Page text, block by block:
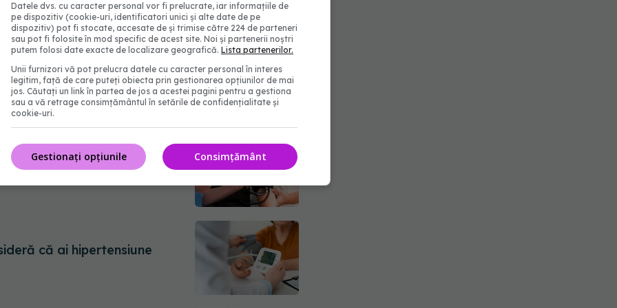
ridicată la femei
că ai hipertensiune
Datele dvs. cu caracter personal vor fi prelucrate, iar informațiile de
pe dispozitiv (cookie-uri, identificatori unici și alte date de pe
dispozitiv) pot fi stocate, accesate de și trimise către 224 de parteneri
sau pot fi folosite în mod specific de acest site. Noi și partenerii noștri
putem folosi date exacte de localizare geografică. Lista partenerilor.
Unii furnizori vă pot prelucra datele cu caracter personal în interes
legitim, față de care puteți obiecta prin gestionarea opțiunilor de mai
jos. Căutați un link în partea de jos a acestei pagini pentru a gestiona
sau a vă retrage consimțământul în setările de confidențialitate și
cookie-uri.
Consimțământ
Gestionați opțiunile